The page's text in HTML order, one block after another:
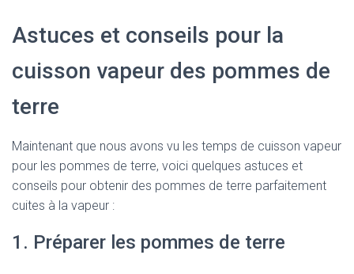
Astuces et conseils pour la
cuisson vapeur des pommes de
terre
Maintenant que nous avons vu les temps de cuisson vapeur
pour les pommes de terre, voici quelques astuces et
conseils pour obtenir des pommes de terre parfaitement
cuites à la vapeur :
1. Préparer les pommes de terre